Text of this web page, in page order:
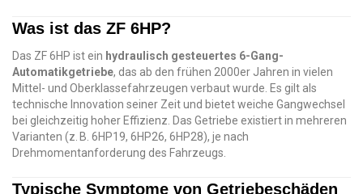
Was ist das ZF 6HP?
Das ZF 6HP ist ein hydraulisch gesteuertes 6-Gang-
Automatikgetriebe, das ab den frühen 2000er Jahren in vielen
Mittel- und Oberklassefahrzeugen verbaut wurde. Es gilt als
technische Innovation seiner Zeit und bietet weiche Gangwechsel
bei gleichzeitig hoher Effizienz. Das Getriebe existiert in mehreren
Varianten (z. B. 6HP19, 6HP26, 6HP28), je nach
Drehmomentanforderung des Fahrzeugs.
Typische Symptome von Getriebeschäden